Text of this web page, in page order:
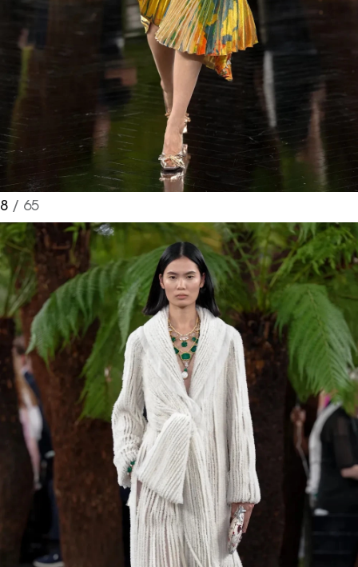
Haftalık E-Bülten
Moda dünyasında neler oluyor? Yeni
fikirler, öne çıkan koleksiyonlar, en
vogue trendler, ünlülerden güzelllik
sırları ve en popüler partilerden
haberdar olmak için haftalık e-
bültenimize kaydolun.
8 / 65